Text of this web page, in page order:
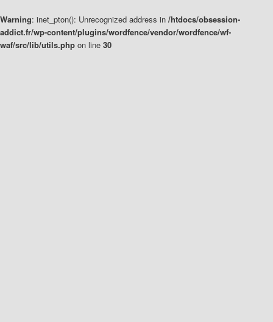
Warning: inet_pton(): Unrecognized address in /htdocs/obsession-
addict.fr/wp-content/plugins/wordfence/vendor/wordfence/wf-
waf/src/lib/utils.php on line 30